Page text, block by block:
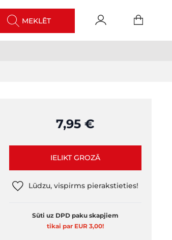
MEKLĒT
7,95 €
IELIKT GROZĀ
Lūdzu, vispirms pierakstieties!
Sūti uz DPD paku skapjiem
tikai par EUR 3,00!